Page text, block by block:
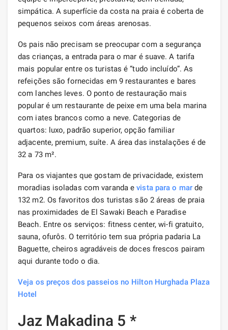
simpática. A superfície da costa na praia é coberta de
pequenos seixos com áreas arenosas.
Os pais não precisam se preocupar com a segurança
das crianças, a entrada para o mar é suave. A tarifa
mais popular entre os turistas é “tudo incluído”. As
refeições são fornecidas em 9 restaurantes e bares
com lanches leves. O ponto de restauração mais
popular é um restaurante de peixe em uma bela marina
com iates brancos como a neve. Categorias de
quartos: luxo, padrão superior, opção familiar
adjacente, premium, suíte. A área das instalações é de
32 a 73 m².
Para os viajantes que gostam de privacidade, existem
moradias isoladas com varanda evista para o marde
132 m2. Os favoritos dos turistas são 2 áreas de praia
nas proximidades de El Sawaki Beach e Paradise
Beach. Entre os serviços: fitness center, wi-fi gratuito,
sauna, ofurôs. O território tem sua própria padaria La
Baguette, cheiros agradáveis ​​de doces frescos pairam
aqui durante todo o dia.
Veja os preços dos passeios no Hilton Hurghada Plaza
Hotel
Jaz Makadina 5 *